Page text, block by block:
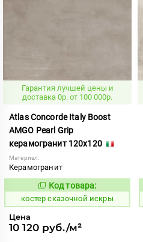
Гарантия лучшей цены и
доставка 0р. от 100 000р.
Atlas Concorde Italy Boost
AMGO Pearl Grip
керамогранит 120x120
Материал:
Керамогранит
807909
Код товара:
костер сказочной искры
Цена
10 120 руб./м²